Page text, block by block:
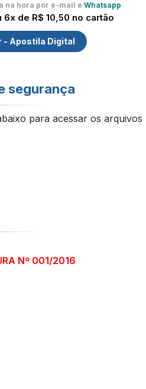
na hora por e-mail e Whatsapp
6x de R$ 10,50 no cartão
- Apostila Digital
segurança
para acessar os arquivos
Nº 001/2016